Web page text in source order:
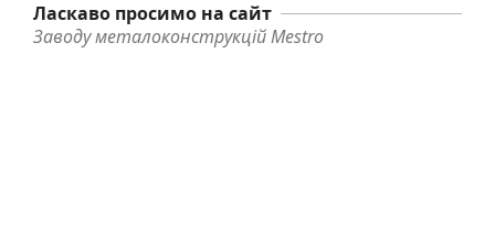
Ласкаво просимо на сайт
Заводу металоконструкцій Mestro